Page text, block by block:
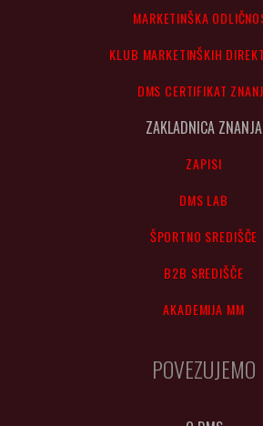
MARKETINŠKA
KLUB MARKETINŠKIH
DMS CERTIFIKAT
ZAKLADNICA ZNANJA
ZAPISI
DMS LAB
ŠPORTNO SREDIŠČE
B2B SREDIŠČE
AKADEMIJA MM
POVEZUJEMO